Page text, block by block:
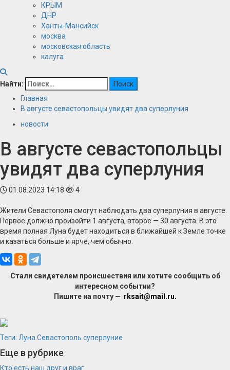
КРЫМ
ДНР
Ханты-Мансийск
москва
московская область
калуга
Найти:
Главная
В августе севастопольцы увидят два суперлуния
новости
В августе севастопольцы
увидят два суперлуния
01.08.2023 14:18 4
Жители Севастополя смогут наблюдать два суперлуния в августе.
Первое должно произойти 1 августа, второе — 30 августа. В это
время полная Луна будет находиться в ближайшей к Земле точке
и казаться больше и ярче, чем обычно.
Стали свидетелем происшествия или хотите сообщить об
интересном событии?
Пишите на почту — rksait@mail.ru.
Теги: Луна Севастополь суперлуние
Еще в рубрике
Кто есть наш друг и враг